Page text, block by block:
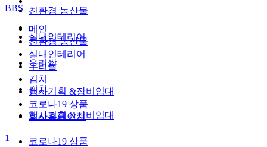
친환경 농산물
실내인테리어
우리쌀
김치
행사기획 &장비임대
코로나19 상품
BBS
메인
친환경 농산물
실내인테리어
우리쌀
김치
행사기획 &장비임대
코로나19 상품
회사홈페이지
1